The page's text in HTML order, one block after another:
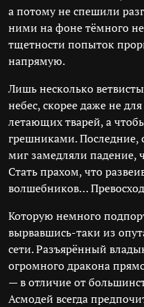
а потому не спешили
ними на фоне тёмного
тщетности попыток
напрямую.
Лишь несколько
небес, скорее даже не
летающих тварей, а
грешниками. Последние,
миг замедляли падение,
Стать прахом, что
волшебников…
Которую немного
вырвавшись-таки из
сети. Разъярённый
огромного дракона
— в отличие от
Асмодей всегда